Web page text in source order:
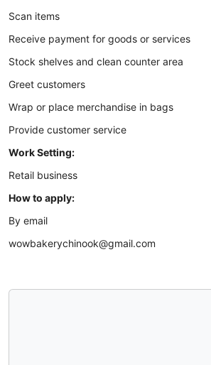
Scan items
Receive payment for goods or services
Stock shelves and clean counter area
Greet customers
Wrap or place merchandise in bags
Provide customer service
Work Setting:
Retail business
How to apply:
By email
wowbakerychinook@gmail.com